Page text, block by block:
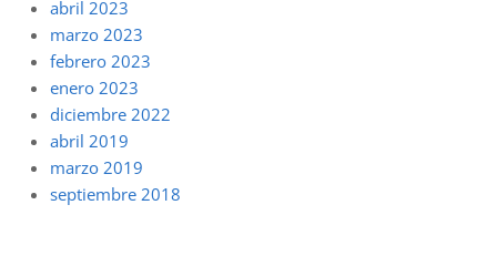
abril 2023
marzo 2023
febrero 2023
enero 2023
diciembre 2022
abril 2019
marzo 2019
septiembre 2018